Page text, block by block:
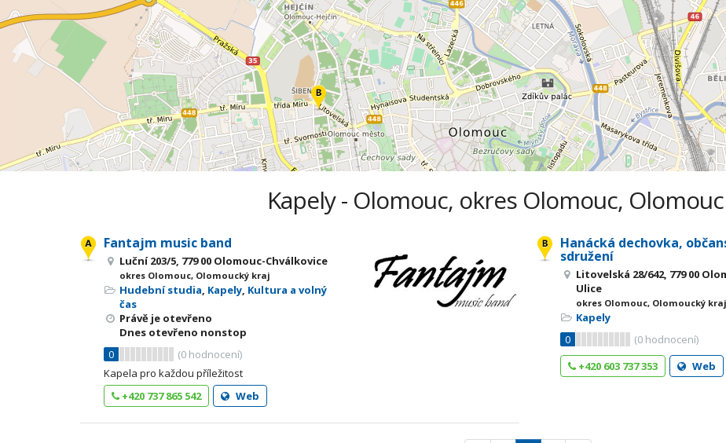
Kapely - Olomouc, okres Olomouc,
Fantajm music band
Luční 203/5, 779 00 Olomouc-Chválkovice
okres Olomouc, Olomoucký kraj
Hudební studia, Kapely, Kultura a volný
čas
Právě je otevřeno
Dnes otevřeno nonstop
0
(0 hodnocení)
Kapela pro každou příležitost
+420 737 865 542
Web
Hanácká dechovka,
sdružení
Litovelská 28/642, 779 00
Ulice
okres Olomouc, Olomoucký kraj
Kapely
0
(0 hodnocení)
+420 603 737 353
Web